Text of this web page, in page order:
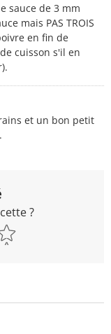
sauce de 3 mm
mais PAS TROIS
en fin de
cuisson s'il en
et un bon petit
?